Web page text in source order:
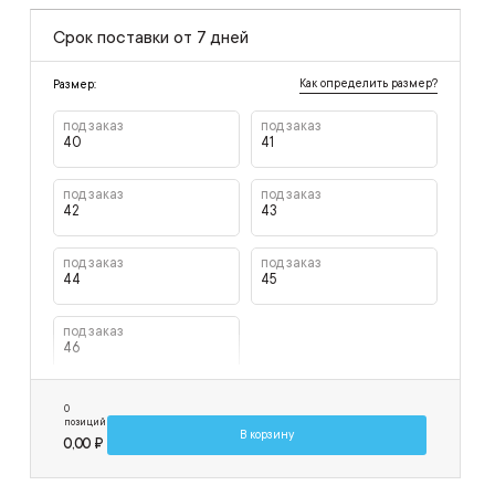
Срок поставки от 7 дней
Размер: Как определить размер?
под заказ
40
под заказ
41
под заказ
42
под заказ
43
под заказ
44
под заказ
45
под заказ
46
0
позиций
0,00 ₽
В корзину